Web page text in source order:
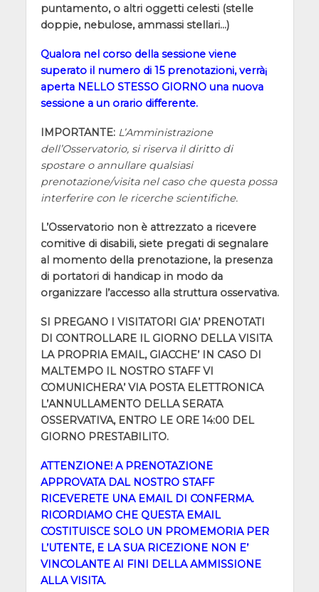
puntamento, o altri oggetti celesti (stelle
doppie, nebulose, ammassi stellari…)
Qualora nel corso della sessione viene
superato il numero di 15 prenotazioni, verrà¡
aperta NELLO STESSO GIORNO una nuova
sessione a un orario differente.
IMPORTANTE: L’Amministrazione
dell’Osservatorio, si riserva il diritto di
spostare o annullare qualsiasi
prenotazione/visita nel caso che questa possa
interferire con le ricerche scientifiche.
L’Osservatorio non è attrezzato a ricevere
comitive di disabili, siete pregati di segnalare
al momento della prenotazione, la presenza
di portatori di handicap in modo da
organizzare l’accesso alla struttura osservativa.
SI PREGANO I VISITATORI GIA’ PRENOTATI
DI CONTROLLARE IL GIORNO DELLA VISITA
LA PROPRIA EMAIL, GIACCHE’ IN CASO DI
MALTEMPO IL NOSTRO STAFF VI
COMUNICHERA’ VIA POSTA ELETTRONICA
L’ANNULLAMENTO DELLA SERATA
OSSERVATIVA, ENTRO LE ORE 14:00 DEL
GIORNO PRESTABILITO.
ATTENZIONE! A PRENOTAZIONE
APPROVATA DAL NOSTRO STAFF
RICEVERETE UNA EMAIL DI CONFERMA.
RICORDIAMO CHE QUESTA EMAIL
COSTITUISCE SOLO UN PROMEMORIA PER
L’UTENTE, E LA SUA RICEZIONE NON E’
VINCOLANTE AI FINI DELLA AMMISSIONE
ALLA VISITA.